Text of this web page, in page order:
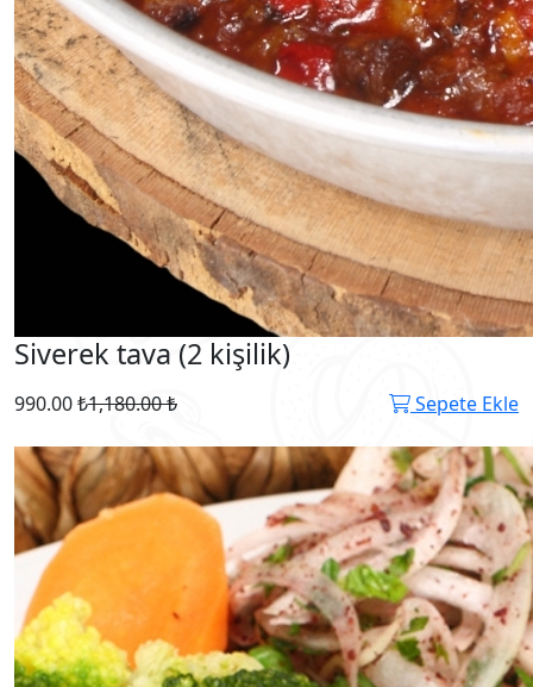
Siverek tava (2 kişilik)
990.00 ₺1,180.00 ₺ Sepete Ekle